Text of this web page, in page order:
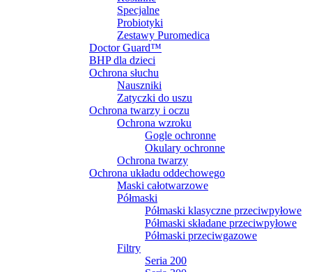
Specjalne
Probiotyki
Zestawy Puromedica
Doctor Guard™
BHP dla dzieci
Ochrona słuchu
Nauszniki
Zatyczki do uszu
Ochrona twarzy i oczu
Ochrona wzroku
Gogle ochronne
Okulary ochronne
Ochrona twarzy
Ochrona układu oddechowego
Maski całotwarzowe
Półmaski
Półmaski klasyczne przeciwpyłowe
Półmaski składane przeciwpyłowe
Półmaski przeciwgazowe
Filtry
Seria 200